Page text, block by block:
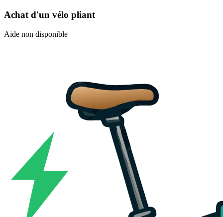
Achat d'un vélo pliant
Aide non disponible